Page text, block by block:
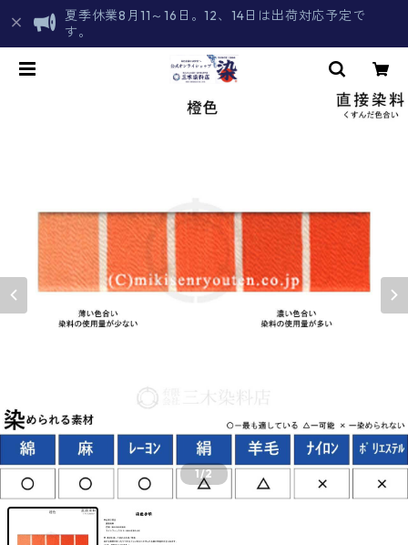
夏季休業8月11～16日。12、14日は出荷対応予定で
す。
1/2